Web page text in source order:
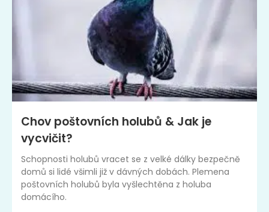
Chov poštovních holubů & Jak je
vycvičit?
Schopnosti holubů vracet se z velké dálky bezpečně
domů si lidé všimli již v dávných dobách. Plemena
poštovních holubů byla vyšlechtěna z holuba
domácího.